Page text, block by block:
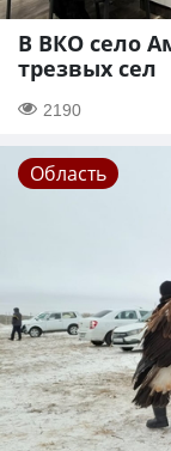
В ВКО село
трезвых сел
2190
Область